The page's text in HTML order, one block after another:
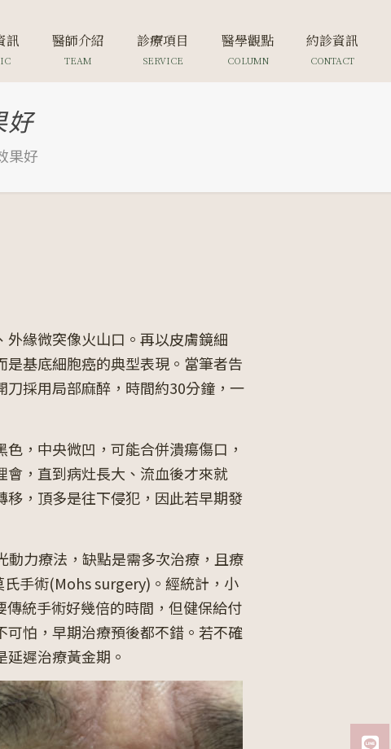
訊 醫師介紹
TEAM
診療項目
SERVICE
醫學觀點
COLUMN
約診資訊
CONTACT
好
果好
緣微突像火山口。再以皮膚鏡細
基底細胞癌的典型表現。當筆者告
採用局部麻醉，時間約30分鐘，一
，中央微凹，可能合併潰瘍傷口，
，直到病灶長大、流血後才來就
，頂多是往下侵犯，因此若早期發
力療法，缺點是需多次治療，且療
手術(Mohs surgery)。經統計，小
統手術好幾倍的時間，但健保給付
怕，早期治療預後都不錯。若不確
遲治療黃金期。